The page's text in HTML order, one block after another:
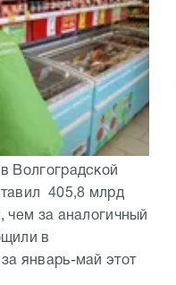
Волгоградской
405,8 млрд
чем за аналогичный
в
январь-май этот